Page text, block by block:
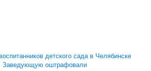
детского сада в Челябинске
Заведующую оштрафовали